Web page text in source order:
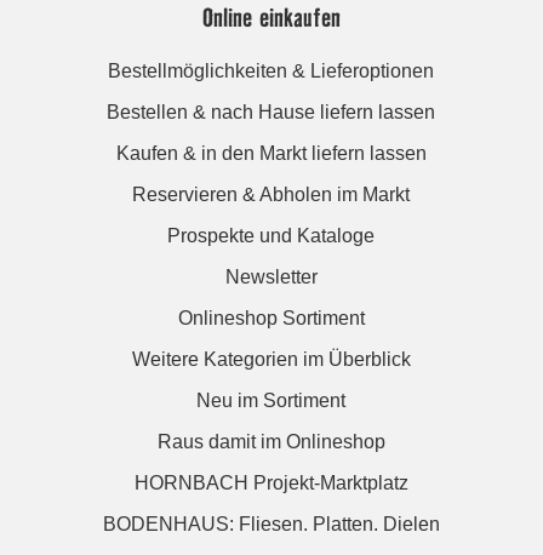
Online einkaufen
Bestellmöglichkeiten & Lieferoptionen
Bestellen & nach Hause liefern lassen
Kaufen & in den Markt liefern lassen
Reservieren & Abholen im Markt
Prospekte und Kataloge
Newsletter
Onlineshop Sortiment
Weitere Kategorien im Überblick
Neu im Sortiment
Raus damit im Onlineshop
HORNBACH Projekt-Marktplatz
BODENHAUS: Fliesen. Platten. Dielen